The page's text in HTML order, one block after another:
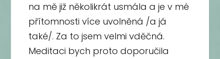
na mě již několikrát usmála a je v mé
přítomnosti více uvolněná /a já
také/. Za to jsem velmi vděčná.
Meditaci bych proto doporučila